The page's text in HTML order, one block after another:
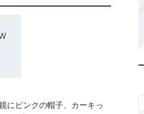
にピンクの帽子、カーキっ